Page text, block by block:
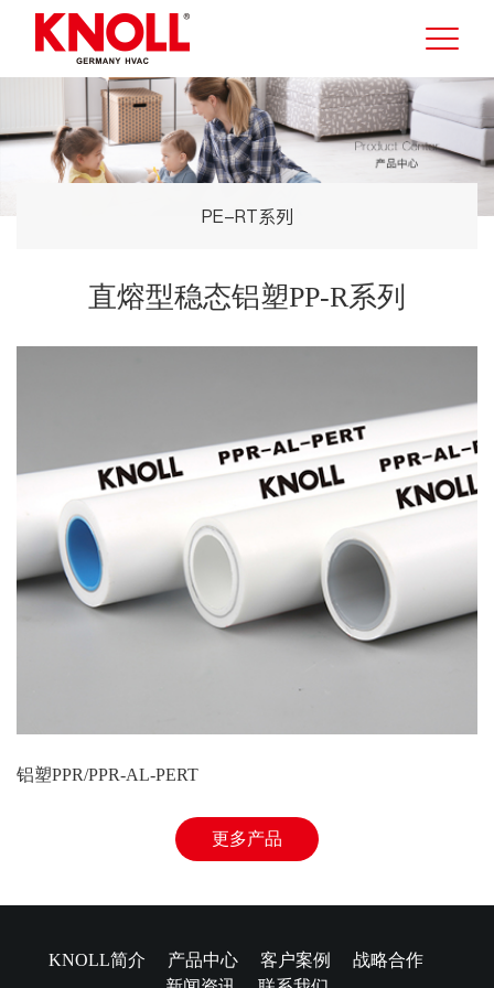
PE-RT系列
直熔型稳态铝塑PP-R系列
铝塑PPR/PPR-AL-PERT
更多产品
KNOLL简介 产品中心 客户案例
战略合作